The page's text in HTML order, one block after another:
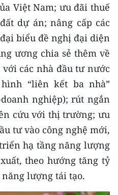
Việt Nam; ưu đãi thuế
dự án; nâng cấp các
biểu đề nghị đại diện
ương chia sẻ thêm về
các nhà đầu tư nước
“liên kết ba nhà”
nghiệp); rút ngắn
cứu với thị trường; ưu
tư vào công nghệ mới,
hạ tầng năng lượng
theo hướng tăng tỷ
lượng tái tạo.